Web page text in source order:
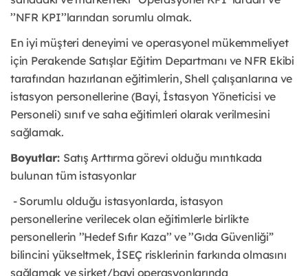
’’NFR KPI’’larından sorumlu olmak.
En iyi müşteri deneyimi ve operasyonel mükemmeliyet
için Perakende Satışlar Eğitim Departmanı ve NFR Ekibi
tarafından hazırlanan eğitimlerin, Shell çalışanlarına ve
istasyon personellerine (Bayi, İstasyon Yöneticisi ve
Personeli) sınıf ve saha eğitimleri olarak verilmesini
sağlamak.
Boyutlar: Satış Arttırma görevi olduğu mıntıkada
bulunan tüm istasyonlar
- Sorumlu olduğu istasyonlarda, istasyon
personellerine verilecek olan eğitimlerle birlikte
personellerin ’’Hedef Sıfır Kaza’’ ve ’’Gıda Güvenliği”
bilincini yükseltmek, İSEÇ risklerinin farkında olmasını
sağlamak ve şirket/bayi operasyonlarında